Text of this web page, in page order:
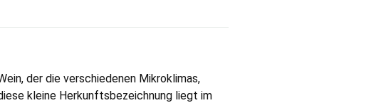
der die verschiedenen Mikroklimas,
kleine Herkunftsbezeichnung liegt im